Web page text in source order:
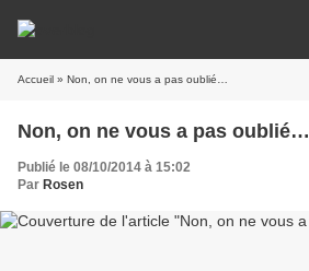
Accueil » Non, on ne vous a pas oublié…
Non, on ne vous a pas oublié…
Publié le 08/10/2014 à 15:02
Par Rosen